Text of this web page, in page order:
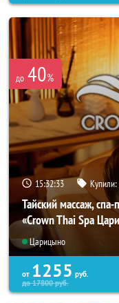
до 40%
15:32:31 Купили:
Тайский массаж,
«Crown Thai Spa
Царицыно
от 1255 руб.
до17800руб.